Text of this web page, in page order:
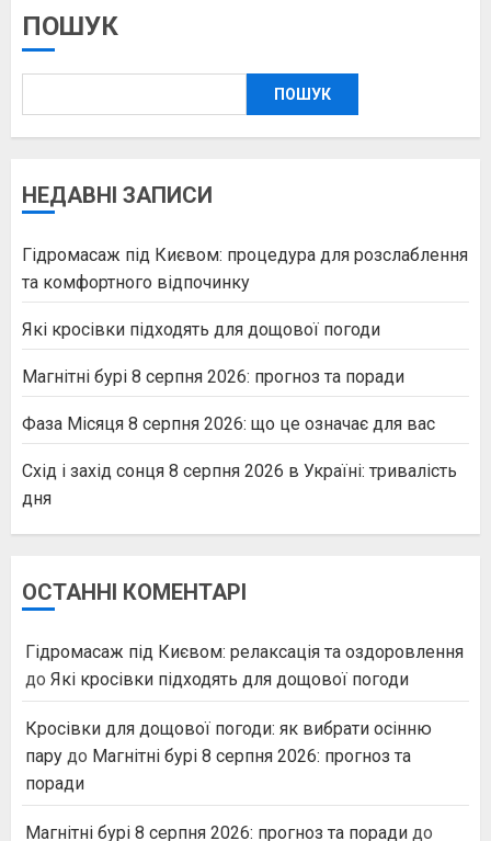
ПОШУК
ПОШУК
НЕДАВНІ ЗАПИСИ
Гідромасаж під Києвом: процедура для розслаблення
та комфортного відпочинку
Які кросівки підходять для дощової погоди
Магнітні бурі 8 серпня 2026: прогноз та поради
Фаза Місяця 8 серпня 2026: що це означає для вас
Схід і захід сонця 8 серпня 2026 в Україні: тривалість
дня
ОСТАННІ КОМЕНТАРІ
Гідромасаж під Києвом: релаксація та оздоровлення
до Які кросівки підходять для дощової погоди
Кросівки для дощової погоди: як вибрати осінню
пару до Магнітні бурі 8 серпня 2026: прогноз та
поради
Магнітні бурі 8 серпня 2026: прогноз та поради до